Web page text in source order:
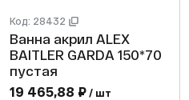
Код: 28432
Ванна акрил ALEX
BAITLER GARDA 150*70
пустая
19 465,88 ₽ / шт